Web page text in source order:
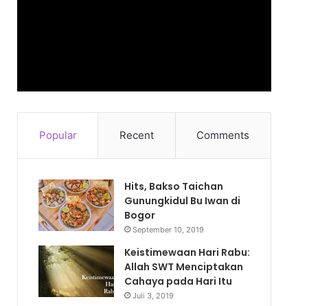
Popular Recent Comments
Hits, Bakso Taichan
Gunungkidul Bu Iwan di
Bogor
September 10, 2019
Keistimewaan Hari Rabu:
Allah SWT Menciptakan
Cahaya pada Hari Itu
Juli 3, 2019